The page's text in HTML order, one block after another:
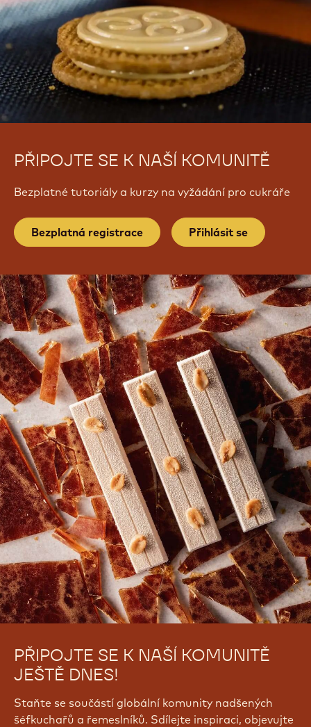
PŘIPOJTE SE K NAŠÍ KOMUNITĚ
Bezplatné tutoriály a kurzy na vyžádání pro cukráře
Bezplatná registrace Přihlásit se
PŘIPOJTE SE K NAŠÍ KOMUNITĚ
JEŠTĚ DNES!
Staňte se součástí globální komunity nadšených
šéfkuchařů a řemeslníků. Sdílejte inspiraci, objevujte